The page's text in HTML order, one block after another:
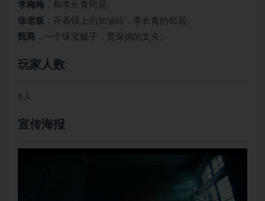
李梅梅 ，和李长青同居。
张老板 ，开着镇上的加油站，李长青的邻居。
甄商 ，一个珠宝贩子，贾保姆的丈夫。
玩家人数
6人
宣传海报